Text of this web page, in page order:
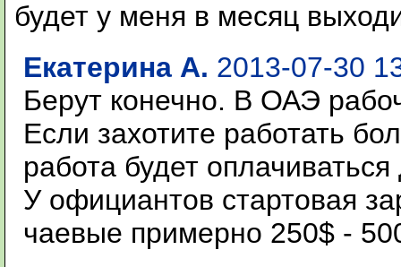
будет у меня в месяц
Екатерина А. 2013-07-30
Берут конечно. В ОАЭ
Если захотите работать
работа будет
У официантов стартовая
чаевые примерно 250$ -